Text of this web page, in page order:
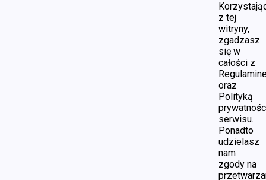
z tej
witryny,
zgadzasz
się w
całości z
oraz
Polityką
serwisu.
Ponadto
udzielasz
nam
zgody na